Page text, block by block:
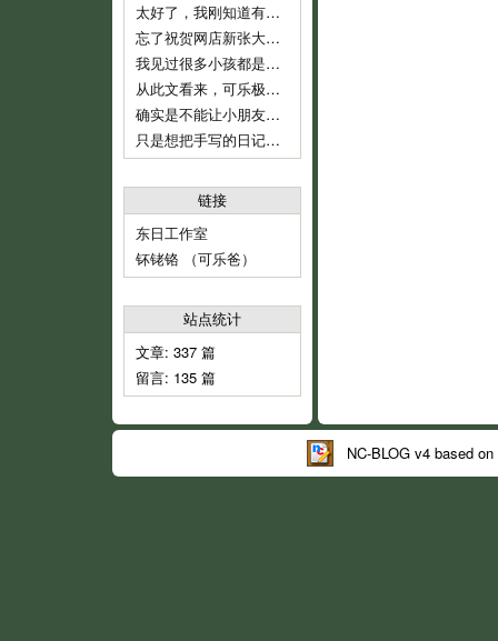
太好了，我刚知道有这些地址，最近即将收拾一批，生小孩后不能穿的衣服，一定去寄。
忘了祝贺网店新张大吉，生意兴隆！！
我见过很多小孩都是这样，二岁左右是特别不乖的时期，自我意识开始膨胀，以逆反为乐，给他说道理又不懂，这是正常的，小桃你已经很有耐心了
从此文看来，可乐极具创意，涂鸦都这么有风格，玩汽车还玩得这么有门道。亲亲可乐赞一个！
确实是不能让小朋友单独坐的，一个急刹车就很危险了。我也是很短的路途而且低峰期才敢单独让他坐车的。
只是想把手写的日记送给可乐，毕竟觉得手写本看起来要比电子版有感觉一些。当然，以后也会常更新可乐的一些成长记录上来和大家分享的。
链接
东日工作室
钚铑铬 （可乐爸）
站点统计
文章: 337 篇
留言: 135 篇
NC-BLOG v4 based on